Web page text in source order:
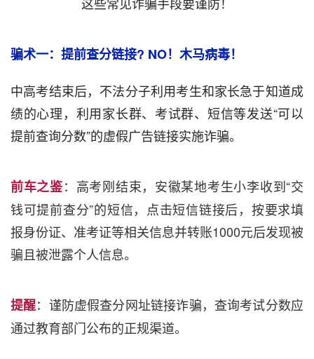
骗术一：提前查分链接? NO！木马病毒！
中高考结束后，不法分子利用考生和家长急于知道成
绩的心理，利用家长群、考试群、短信等发送“可以
提前查询分数”的虚假广告链接实施诈骗。
前车之鉴：高考刚结束，安徽某地考生小李收到“交
钱可提前查分”的短信，点击短信链接后，按要求填
报身份证、准考证等相关信息并转账1000元后发现被
骗且被泄露个人信息。
提醒：谨防虚假查分网址链接诈骗，查询考试分数应
通过教育部门公布的正规渠道。